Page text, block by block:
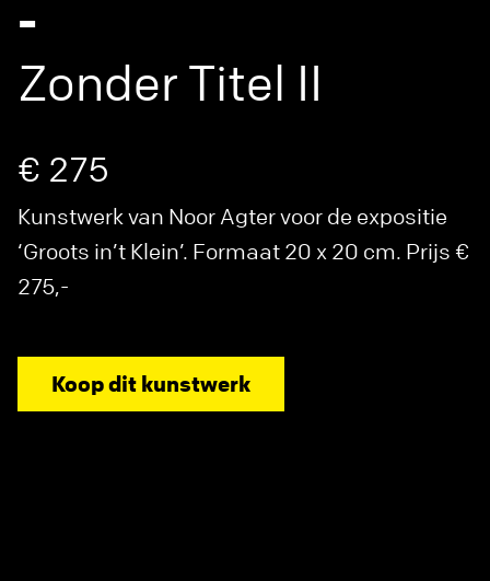
-
Zonder Titel II
€ 275
Kunstwerk van Noor Agter voor de expositie
‘Groots in’t Klein’. Formaat 20 x 20 cm. Prijs €
275,-
Koop dit kunstwerk